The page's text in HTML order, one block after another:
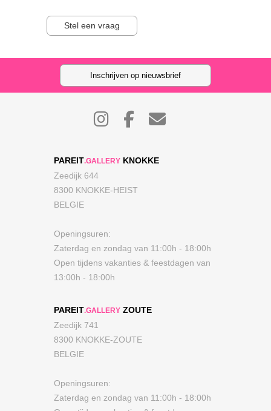
Stel een vraag
Inschrijven op nieuwsbrief
PAREIT.GALLERY KNOKKE
Zeedijk 644
8300 KNOKKE-HEIST
BELGIE
Openingsuren:
Zaterdag en zondag van 11:00h - 18:00h
Open tijdens vakanties & feestdagen van
13:00h - 18:00h
PAREIT.GALLERY ZOUTE
Zeedijk 741
8300 KNOKKE-ZOUTE
BELGIE
Openingsuren:
Zaterdag en zondag van 11:00h - 18:00h